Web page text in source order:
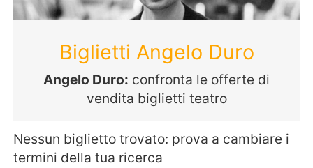
Biglietti Angelo Duro
Angelo Duro: confronta le offerte di
vendita biglietti teatro
Nessun biglietto trovato: prova a cambiare i
termini della tua ricerca